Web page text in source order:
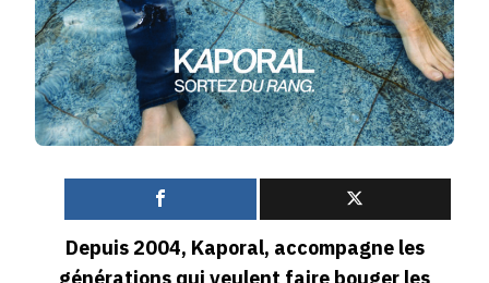
Depuis 2004, Kaporal, accompagne les